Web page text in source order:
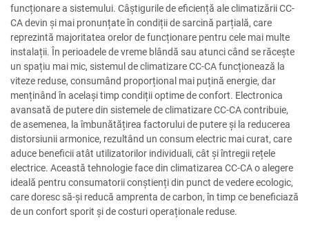
funcționare a sistemului. Câștigurile de eficiență ale climatizării CC-
CA devin și mai pronunțate în condiții de sarcină parțială, care
reprezintă majoritatea orelor de funcționare pentru cele mai multe
instalații. În perioadele de vreme blândă sau atunci când se răcește
un spațiu mai mic, sistemul de climatizare CC-CA funcționează la
viteze reduse, consumând proporțional mai puțină energie, dar
menținând în același timp condiții optime de confort. Electronica
avansată de putere din sistemele de climatizare CC-CA contribuie,
de asemenea, la îmbunătățirea factorului de putere și la reducerea
distorsiunii armonice, rezultând un consum electric mai curat, care
aduce beneficii atât utilizatorilor individuali, cât și întregii rețele
electrice. Această tehnologie face din climatizarea CC-CA o alegere
ideală pentru consumatorii conștienți din punct de vedere ecologic,
care doresc să-și reducă amprenta de carbon, în timp ce beneficiază
de un confort sporit și de costuri operaționale reduse.